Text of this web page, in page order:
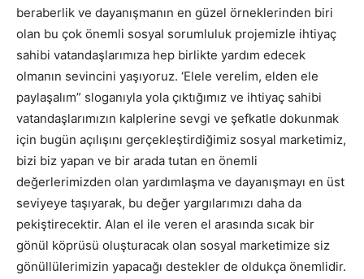
beraberlik ve dayanışmanın en güzel örneklerinden biri
olan bu çok önemli sosyal sorumluluk projemizle ihtiyaç
sahibi vatandaşlarımıza hep birlikte yardım edecek
olmanın sevincini yaşıyoruz. ‘Elele verelim, elden ele
paylaşalım” sloganıyla yola çıktığımız ve ihtiyaç sahibi
vatandaşlarımızın kalplerine sevgi ve şefkatle dokunmak
için bugün açılışını gerçekleştirdiğimiz sosyal marketimiz,
bizi biz yapan ve bir arada tutan en önemli
değerlerimizden olan yardımlaşma ve dayanışmayı en üst
seviyeye taşıyarak, bu değer yargılarımızı daha da
pekiştirecektir. Alan el ile veren el arasında sıcak bir
gönül köprüsü oluşturacak olan sosyal marketimize siz
gönüllülerimizin yapacağı destekler de oldukça önemlidir.